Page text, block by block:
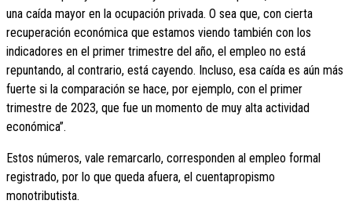
una caída mayor en la ocupación privada. O sea que, con cierta
recuperación económica que estamos viendo también con los
indicadores en el primer trimestre del año, el empleo no está
repuntando, al contrario, está cayendo. Incluso, esa caída es aún más
fuerte si la comparación se hace, por ejemplo, con el primer
trimestre de 2023, que fue un momento de muy alta actividad
económica”.
Estos números, vale remarcarlo, corresponden al empleo formal
registrado, por lo que queda afuera, el cuentapropismo
monotributista.